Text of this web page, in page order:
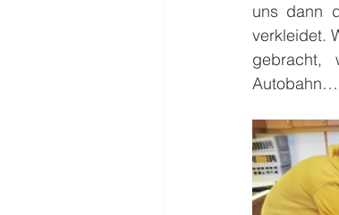
uns dann
verkleidet.
gebracht,